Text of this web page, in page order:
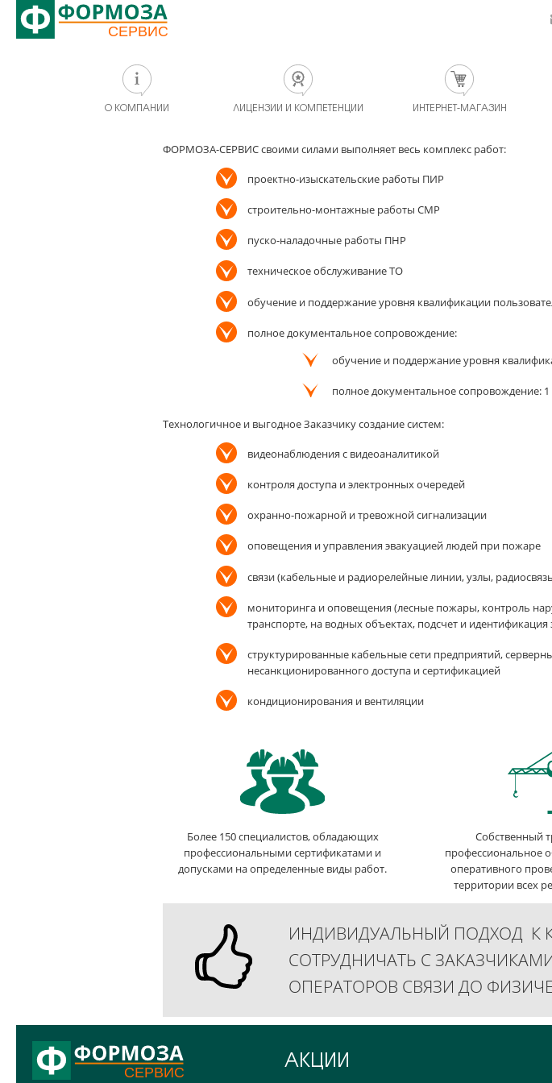
О КОМПАНИИ ЛИЦЕНЗИИ И КОМПЕТЕНЦИИ ИНТЕРНЕТ-МАГАЗИН
ФОРМОЗА-СЕРВИС своими силами выполняет весь комплекс работ:
проектно-изыскательские работы ПИР
строительно-монтажные работы СМР
пуско-наладочные работы ПНР
техническое обслуживание ТО
обучение и поддержание уровня квалификации
полное документальное сопровождение:
обучение и поддержание уровня
полное документальное сопровождение: 1
Технологичное и выгодное Заказчику создание систем:
видеонаблюдения с видеоаналитикой
контроля доступа и электронных очередей
охранно-пожарной и тревожной сигнализации
оповещения и управления эвакуацией людей при пожаре
связи (кабельные и радиорелейные линии, узлы,
мониторинга и оповещения (лесные пожары, контроль
транспорте, на водных объектах, подсчет и
структурированные кабельные сети предприятий,
несанкционированного доступа и сертификацией
кондиционирования и вентиляции
Более 150 специалистов, обладающих
профессиональными сертификатами и
допусками на определенные виды работ.
Собственный
профессиональное
оперативного
территории всех
ИНДИВИДУАЛЬНЫЙ ПОДХОД К
СОТРУДНИЧАТЬ С
ОПЕРАТОРОВ СВЯЗИ ДО
АКЦИИ